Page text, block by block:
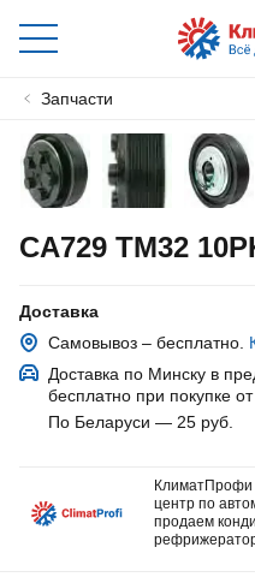
Запчасти
CA729 TM32
Доставка
Самовывоз – бесплатно.
Доставка по Минску в
бесплатно при покупке
По Беларуси — 25 руб
КлиматПрофи
центр по
продаем